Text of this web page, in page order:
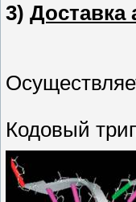
3) Доставка
Кодовый